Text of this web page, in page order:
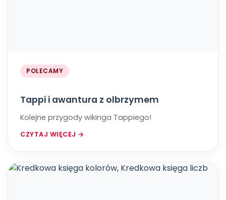
POLECAMY
Tappi i awantura z olbrzymem
Kolejne przygody wikinga Tappiego!
CZYTAJ WIĘCEJ →